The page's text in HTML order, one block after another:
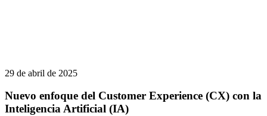
29 de abril de 2025
Nuevo enfoque del Customer Experience (CX) con la
Inteligencia Artificial (IA)